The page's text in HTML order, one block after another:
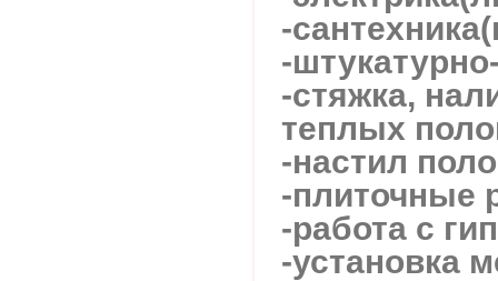
-
-
-стяжка,
теплых
-настил
-плиточные
-работа с
-установка